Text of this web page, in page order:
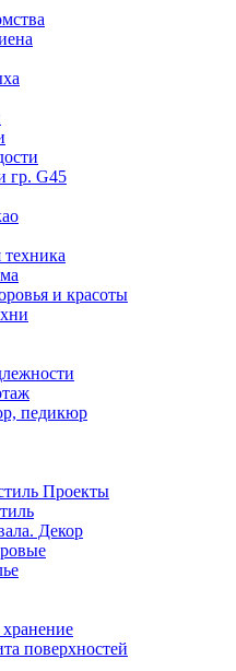
гр. G45
и красоты
педикюр
Проекты
Декор
поверхностей